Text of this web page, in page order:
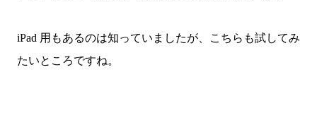
iPad 用もあるのは知っていましたが、こちらも試してみ
たいところですね。